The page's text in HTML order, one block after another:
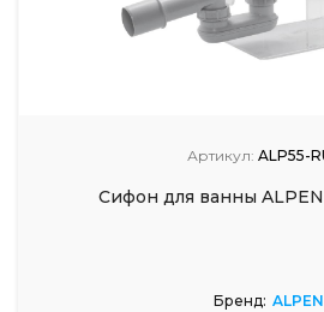
Артикул: ALP55-
Сифон для ванны
Бренд: ALPEN